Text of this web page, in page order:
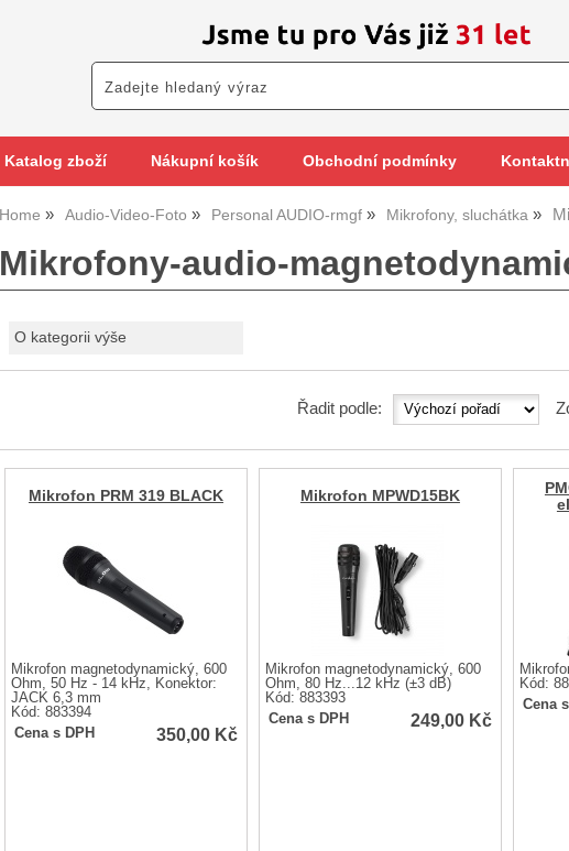
Katalog zboží Nákupní košík Obchodní podmínky
Home Audio-Video-Foto Personal AUDIO-rmgf Mikrofony, sluchátka
Mikrofony-audio-
O kategorii výše
Řadit podle:
Mikrofon PRM 319 BLACK
Mikrofon magnetodynamický, 600
Ohm, 50 Hz - 14 kHz, Konektor:
JACK 6,3 mm
Kód: 883394
Cena s DPH
350,00 Kč
Mikrofon MPWD15BK
Mikrofon magnetodynamický, 600
Ohm, 80 Hz...12 kHz (±3 dB)
Kód: 883393
Cena s DPH
249,00 Kč
Kód:
Cena